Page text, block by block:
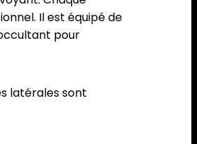
Il est équipé de
pour
latérales sont